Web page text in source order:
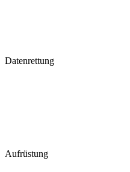
Datenrettung
Aufrüstung